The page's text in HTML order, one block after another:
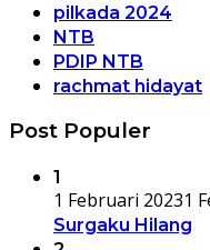
pilkada 2024
NTB
PDIP NTB
rachmat hidayat
Post Populer
1
1 Februari 20231
Surgaku Hilang